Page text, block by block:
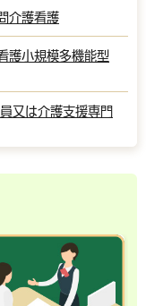
介護看護
護小規模多機能型
又は介護支援専門